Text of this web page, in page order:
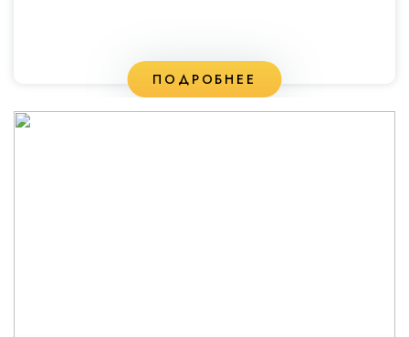
ПОДРОБНЕЕ